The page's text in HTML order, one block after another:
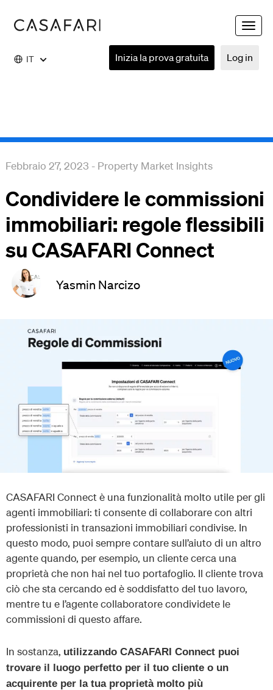
Toggle
IT Log in
Inizia la prova gratuita
Febbraio 27, 2023 - Property Market Insights
Condividere le commissioni
immobiliari: regole flessibili
su CASAFARI Connect
Yasmin Narcizo
CASAFARI Connect è una funzionalità molto utile per gli
agenti immobiliari: ti consente di collaborare con altri
professionisti in transazioni immobiliari condivise. In
questo modo, puoi sempre contare sull’aiuto di un altro
agente quando, per esempio, un cliente cerca una
proprietà che non hai nel tuo portafoglio. Il cliente trova
ciò che sta cercando ed è soddisfatto del tuo lavoro,
mentre tu e l’agente collaboratore condividete le
commissioni di questo affare.
In sostanza, utilizzando CASAFARI Connect puoi
trovare il luogo perfetto per il tuo cliente o un
acquirente per la tua proprietà molto più